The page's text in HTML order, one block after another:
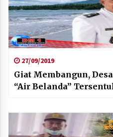
27/09/2019
Giat Membangun,
“Air Belanda”